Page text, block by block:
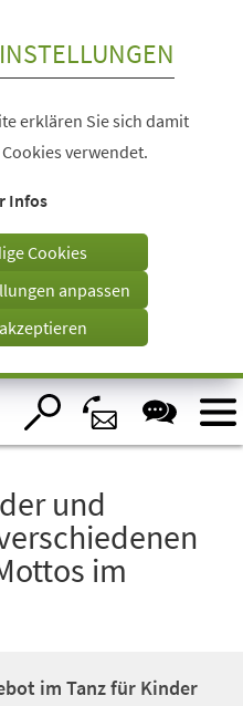
erklären Sie sich damit
verwendet.
Infos
Cookies
anpassen
und
im
im Tanz für Kinder